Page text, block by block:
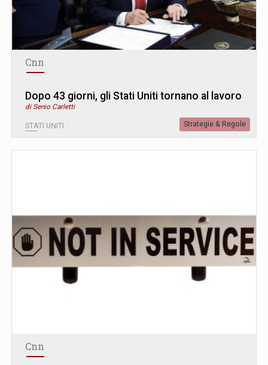
Cnn
Dopo 43 giorni, gli Stati Uniti tornano al lavoro
di Senio Carletti
STATI UNITI Strategie & Regole
Cnn